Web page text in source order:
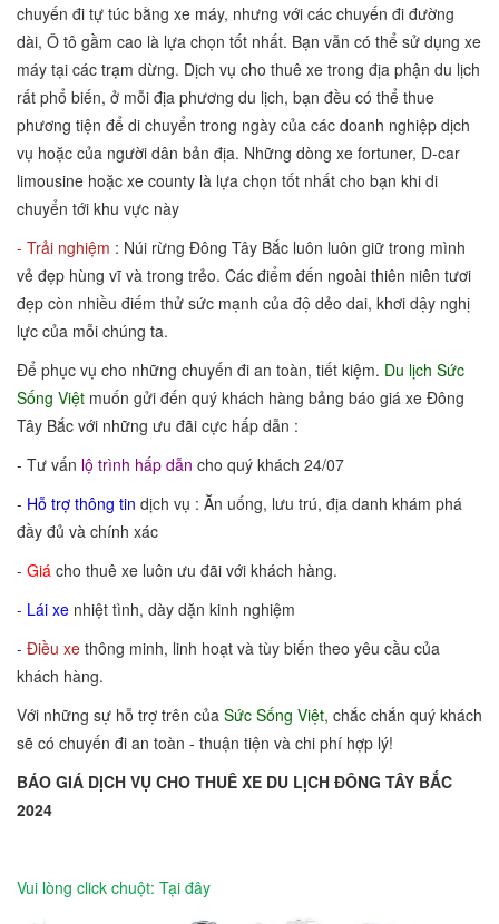
chuyến đi tự túc bằng xe máy, nhưng với các chuyến đi đường
dài, Ô tô gầm cao là lựa chọn tốt nhất. Bạn vẫn có thể sử dụng xe
máy tại các trạm dừng. Dịch vụ cho thuê xe trong địa phận du lịch
rất phổ biến, ở mỗi địa phương du lịch, bạn đều có thể thue
phương tiện để di chuyển trong ngày của các doanh nghiệp dịch
vụ hoặc của người dân bản địa. Những dòng xe fortuner, D-car
limousine hoặc xe county là lựa chọn tốt nhất cho bạn khi di
chuyển tới khu vực này
- Trải nghiệm : Núi rừng Đông Tây Bắc luôn luôn giữ trong mình
vẻ đẹp hùng vĩ và trong trẻo. Các điểm đến ngoài thiên niên tươi
đẹp còn nhiều điếm thử sức mạnh của độ dẻo dai, khơi dậy nghị
lực của mỗi chúng ta.
Để phục vụ cho những chuyến đi an toàn, tiết kiệm. Du lịch Sức
Sống Việt muốn gửi đến quý khách hàng bảng báo giá xe Đông
Tây Bắc với những ưu đãi cực hấp dẫn :
- Tư vấn lộ trình hấp dẫn cho quý khách 24/07
- Hỗ trợ thông tin dịch vụ : Ăn uống, lưu trú, địa danh khám phá
đầy đủ và chính xác
- Giá cho thuê xe luôn ưu đãi với khách hàng.
- Lái xe nhiệt tình, dày dặn kinh nghiệm
- Điều xe thông minh, linh hoạt và tùy biến theo yêu cầu của
khách hàng.
Với những sự hỗ trợ trên của Sức Sống Việt, chắc chắn quý khách
sẽ có chuyến đi an toàn - thuận tiện và chi phí hợp lý!
BÁO GIÁ DỊCH VỤ CHO THUÊ XE DU LỊCH ĐÔNG TÂY BẮC
2024
Vui lòng click chuột: Tại đây